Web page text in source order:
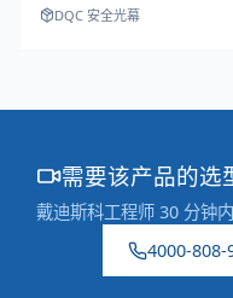
DQC 安全光幕
需要该产品的选
戴迪斯科工程师 30 分钟
4000-808-